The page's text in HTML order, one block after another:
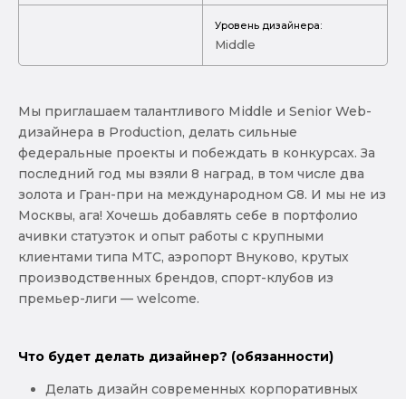
Уровень дизайнера:
Middle
Мы приглашаем талантливого Middle и Senior Web-
дизайнера в Production, делать сильные
федеральные проекты и побеждать в конкурсах. За
последний год мы взяли 8 наград, в том числе два
золота и Гран-при на международном G8. И мы не из
Москвы, ага! Хочешь добавлять себе в портфолио
ачивки статуэток и опыт работы с крупными
клиентами типа МТС, аэропорт Внуково, крутых
производственных брендов, спорт-клубов из
премьер-лиги — welcome.
Что будет делать дизайнер? (обязанности)
Делать дизайн современных корпоративных